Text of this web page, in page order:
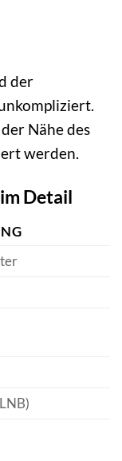
der
Nähe des
werden.
Detail